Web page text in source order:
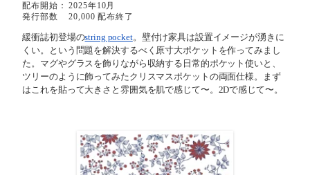
配布開始：
2025年10月
発行部数
20,000 配布終了
緩衝誌初登場のstring pocket。壁付け家具は設置イメージが湧きに
くい。という問題を解決するべく原寸大ポケットを作ってみまし
た。マグやグラスを飾りながら収納する日常的ポケット使いと、
ツリーのように飾ってみたクリスマスポケットの両面仕様。まず
はこれを貼って大きさと雰囲気を肌で感じて〜。2Dで感じて〜。